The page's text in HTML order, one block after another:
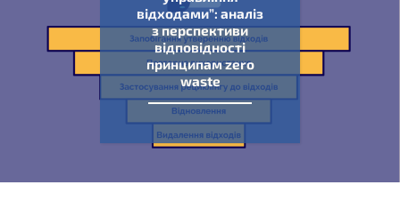
відходами”: аналіз
з перспективи
відповідності
принципам zero
waste